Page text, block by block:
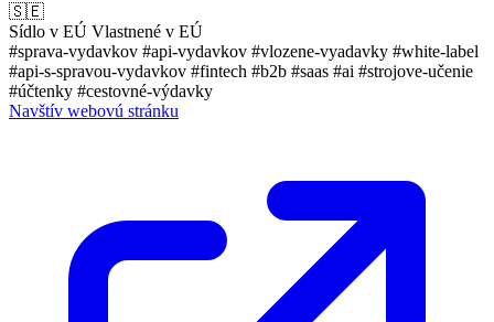
🇸🇪
Sídlo v EÚ Vlastnené v EÚ
#sprava-vydavkov #api-vydavkov #vlozene-vyadavky #white-label
#api-s-spravou-vydavkov #fintech #b2b #saas #ai #strojove-učenie
#účtenky #cestovné-výdavky
Navštív webovú stránku